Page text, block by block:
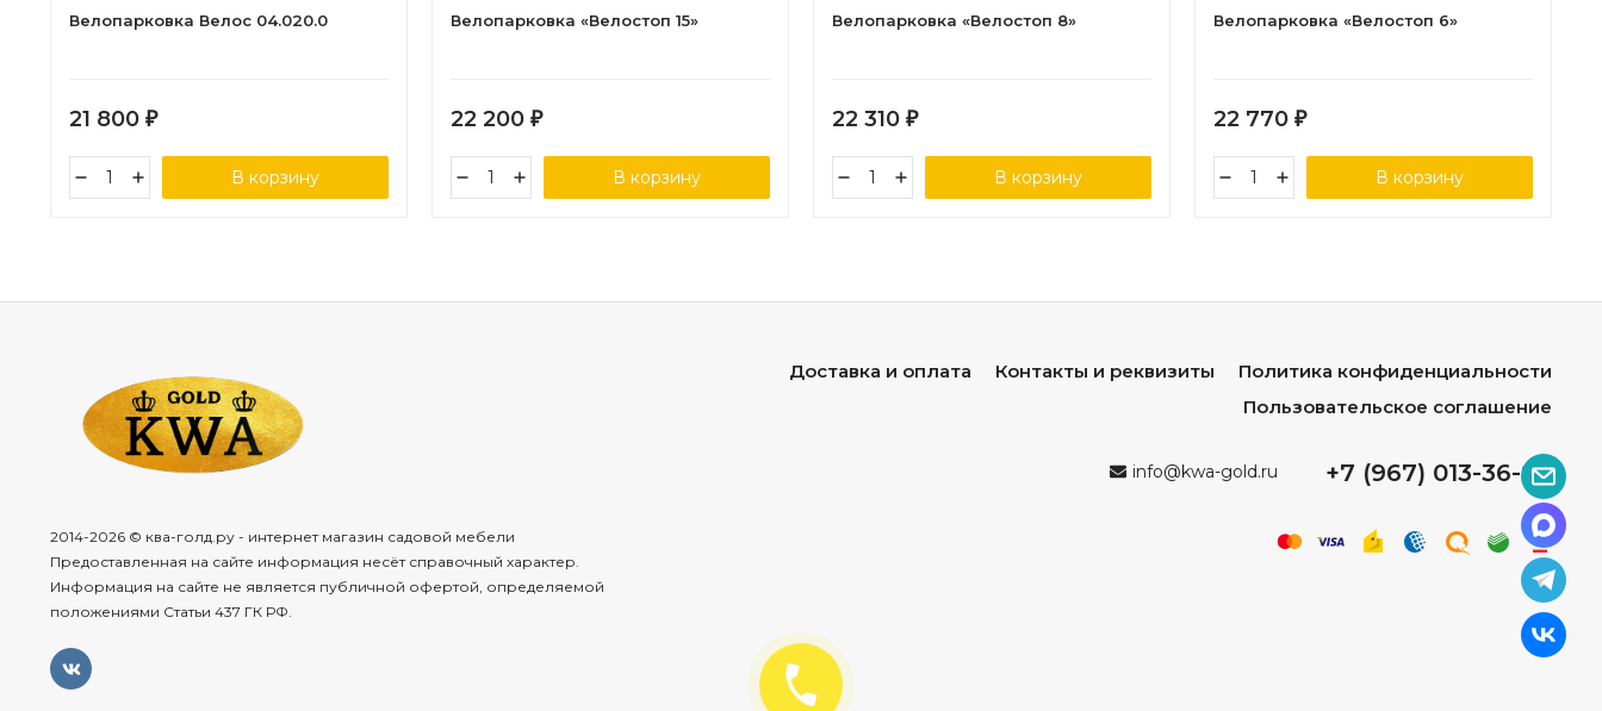
Велопарковка Велос 04.020.0
21 800 ₽
В корзину
Велопарковка «Велостоп 15»
22 200 ₽
В корзину
Велопарковка «Велостоп 8»
22 310 ₽
В корзину
Велопарковка «Велостоп 6»
22 770 ₽
В корзину
2014-2026 © ква-голд.ру - интернет магазин садовой мебели
Предоставленная на сайте информация несёт справочный характер.
Информация на сайте не является публичной офертой, определяемой
положениями Статьи 437 ГК РФ.
Доставка и оплата Контакты и реквизиты
Политика конфиденциальности
Пользовательское соглашение
info@kwa-gold.ru +7 (967) 013-36-96